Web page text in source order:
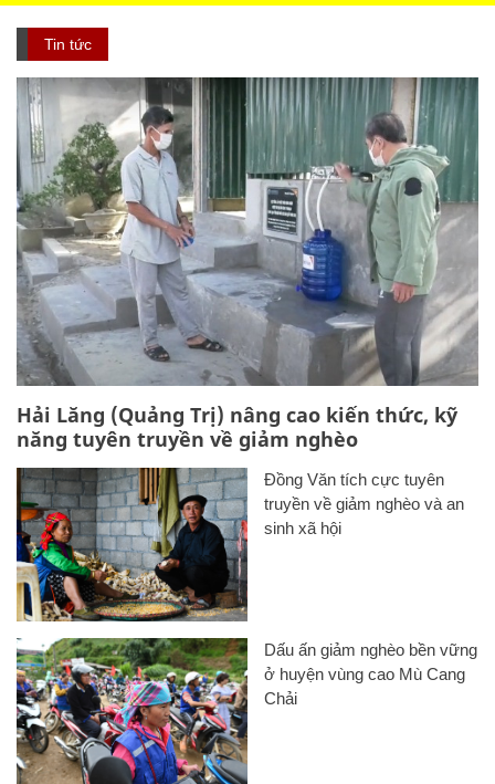
Hải Lăng (Quảng Trị) nâng cao kiến thức, kỹ
năng tuyên truyền về giảm nghèo
Đồng Văn tích cực tuyên
truyền về giảm nghèo và an
sinh xã hội
ở huyện vùng cao Mù Cang
Chải
Chuyển động